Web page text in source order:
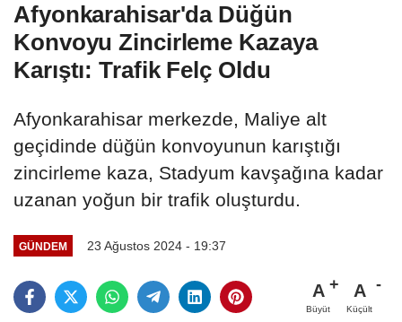
Afyonkarahisar'da Düğün
Konvoyu Zincirleme Kazaya
Karıştı: Trafik Felç Oldu
Afyonkarahisar merkezde, Maliye alt
geçidinde düğün konvoyunun karıştığı
zincirleme kaza, Stadyum kavşağına kadar
uzanan yoğun bir trafik oluşturdu.
GÜNDEM 23 Ağustos 2024 - 19:37
A
Büyüt
A
Küçült